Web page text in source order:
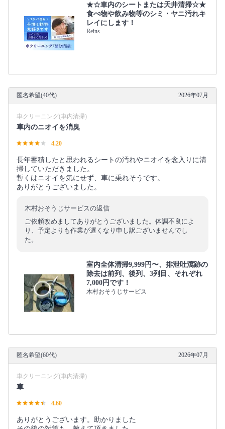
★☆車内のシートまたは天井清掃☆★
食べ物や飲み物等のシミ・ヤニ汚れキ
レイにします！
Reins
匿名希望(40代) 2026年07月
車クリーニング(車内清掃)
車内のニオイを消臭
4.20
長年蓄積したと思われるシートの汚れやニオイを念入りに清
掃していただきました。
暫くはニオイを気にせず、車に乗れそうです。
ありがとうございました。
木村おそうじサービスの返信
ご依頼改めましてありがとうございました。体調不良によ
り、予定よりも作業が遅くなり申し訳ございませんでし
た。
室内全体清掃9,999円〜、排泄吐瀉跡の
除去は前列、後列、3列目、それぞれ
7,000円です！
木村おそうじサービス
匿名希望(60代) 2026年07月
車クリーニング(車内清掃)
車
4.60
ありがとうございます。助かりました